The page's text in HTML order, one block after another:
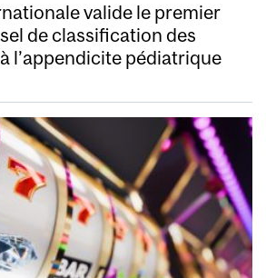
valide le premier
de classification des
l’appendicite pédiatrique